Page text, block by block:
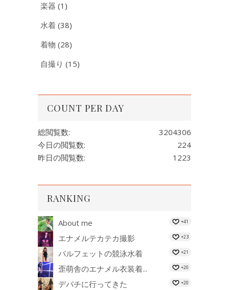
楽器 (1)
水着 (38)
着物 (28)
自撮り (15)
COUNT PER DAY
3204306
総閲覧数:
224
今日の閲覧数:
1223
昨日の閲覧数:
RANKING
About me +41
エナメルテカテカ撮影 +23
パルフェットの競泳水着 +21
歪萌舎のエナメル衣装着... +20
デパチに行ってきた +20